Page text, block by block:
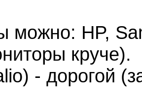
HP,
круче).
- дорогой